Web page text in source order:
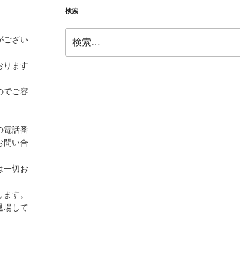
ござい
ります
でご容
電話番
問い合
一切お
す。
場して
検索
索: